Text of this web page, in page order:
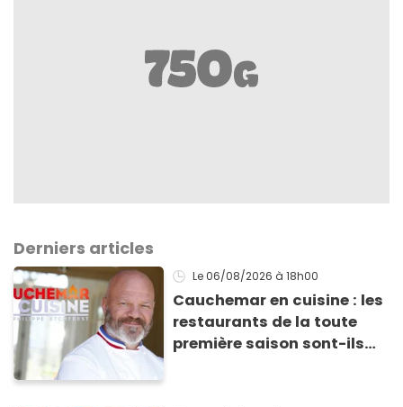
Derniers articles
Le 06/08/2026 à 18h00
Cauchemar en cuisine : les
restaurants de la toute
première saison sont-ils